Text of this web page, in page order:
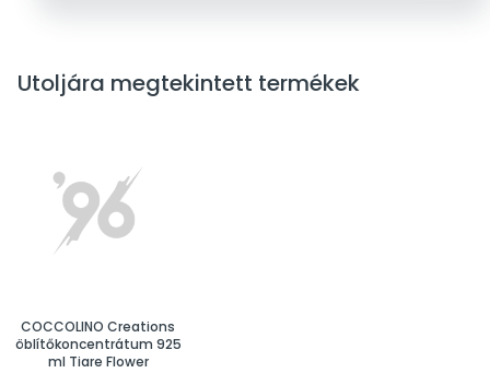
Utoljára megtekintett termékek
COCCOLINO Creations
öblítőkoncentrátum 925
ml Tiare Flower